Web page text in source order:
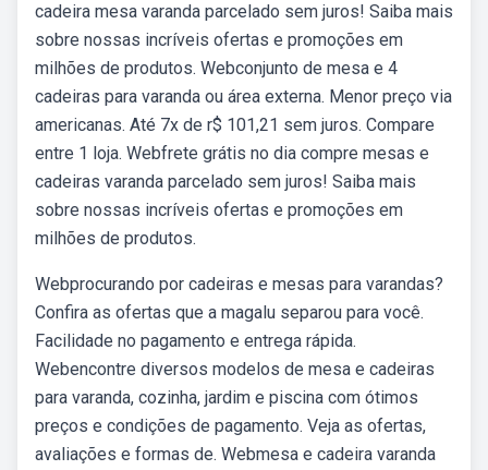
cadeira mesa varanda parcelado sem juros! Saiba mais
sobre nossas incríveis ofertas e promoções em
milhões de produtos. Webconjunto de mesa e 4
cadeiras para varanda ou área externa. Menor preço via
americanas. Até 7x de r$ 101,21 sem juros. Compare
entre 1 loja. Webfrete grátis no dia compre mesas e
cadeiras varanda parcelado sem juros! Saiba mais
sobre nossas incríveis ofertas e promoções em
milhões de produtos.
Webprocurando por cadeiras e mesas para varandas?
Confira as ofertas que a magalu separou para você.
Facilidade no pagamento e entrega rápida.
Webencontre diversos modelos de mesa e cadeiras
para varanda, cozinha, jardim e piscina com ótimos
preços e condições de pagamento. Veja as ofertas,
avaliações e formas de. Webmesa e cadeira varanda